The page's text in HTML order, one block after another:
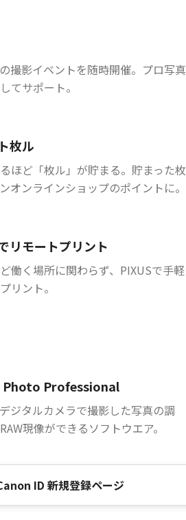
撮影イベントを随時開催。プロ写真
てサポート。
枚ル
ほど「枚ル」が貯まる。貯まった枚
オンラインショップのポイントに。
リモートプリント
働く場所に関わらず、PIXUSで手軽
リント。
Professional
ジタルカメラで撮影した写真の調
現像ができるソフトウエア。
ID 新規登録ページ